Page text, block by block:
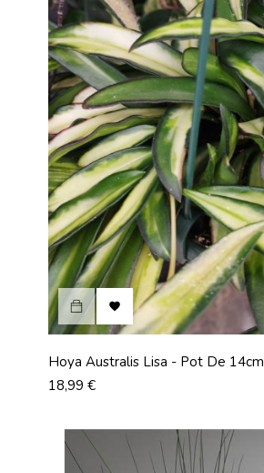

Hoya Australis Lisa - Pot De 14cm
Prix
18,99 €